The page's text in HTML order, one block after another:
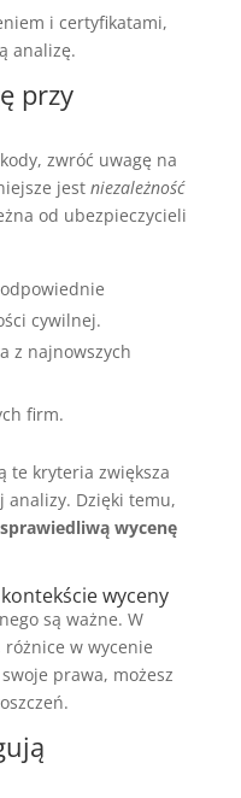
i certyfikatami,
analizę.
przy
zwróć uwagę na
jest niezależność
od ubezpieczycieli
cywilnej.
z najnowszych
firm.
te kryteria zwiększa
analizy. Dzięki temu,
sprawiedliwą wycenę
wyceny
są ważne. W
w wycenie
prawa, możesz